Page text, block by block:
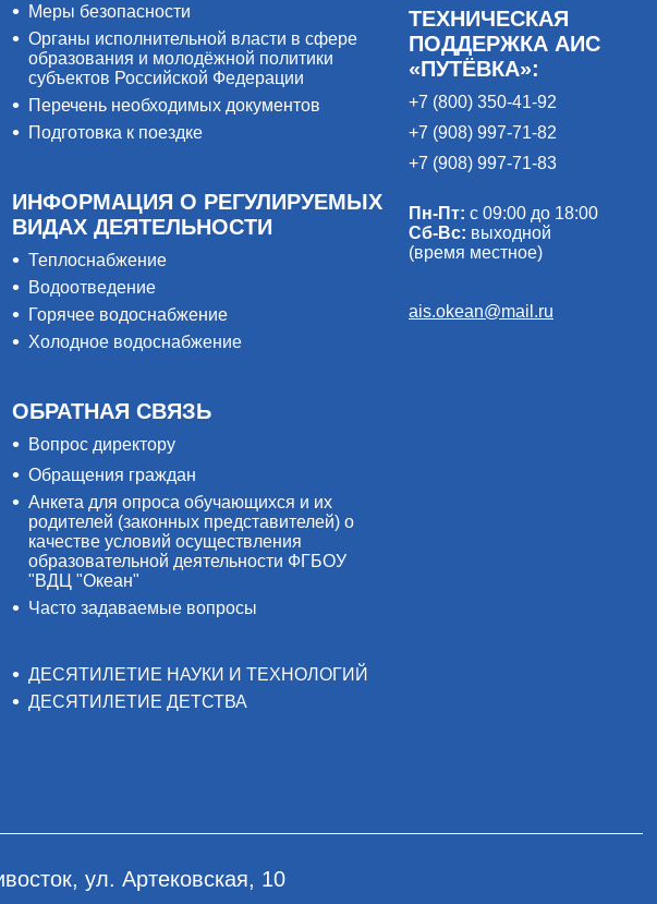
Меры безопасности
Органы исполнительной власти в сфере
образования и молодёжной политики
субъектов Российской Федерации
Перечень необходимых документов
Подготовка к поездке
ИНФОРМАЦИЯ О РЕГУЛИРУЕМЫХ
ВИДАХ ДЕЯТЕЛЬНОСТИ
Теплоснабжение
Водоотведение
Горячее водоснабжение
Холодное водоснабжение
ОБРАТНАЯ СВЯЗЬ
Вопрос директору
Обращения граждан
Анкета для опроса обучающихся и их
родителей (законных представителей) о
качестве условий осуществления
образовательной деятельности ФГБОУ
"ВДЦ "Океан"
Часто задаваемые вопросы
ДЕСЯТИЛЕТИЕ НАУКИ И ТЕХНОЛОГИЙ
ДЕСЯТИЛЕТИЕ ДЕТСТВА
ТЕХНИЧЕСКАЯ
ПОДДЕРЖКА АИС
«ПУТЁВКА»:
+7 (800) 350-41-92
+7 (908) 997-71-82
+7 (908) 997-71-83
Пн-Пт: с 09:00 до 18:00
Сб-Вс: выходной
(время местное)
ais.okean@mail.ru
ул. Артековская, 10